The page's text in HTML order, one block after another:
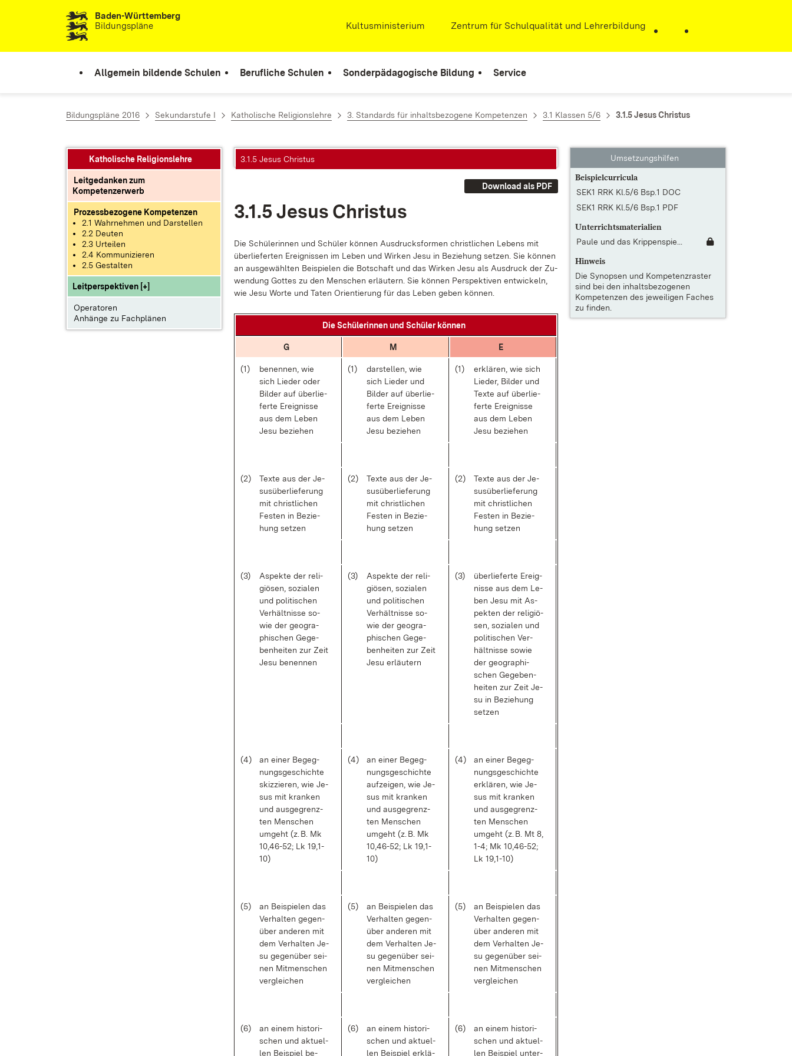
Zum Inhalt springenBaden-Württemberg
Bildungspläne
Extern:
Kultusministerium (Öffnet in neuem Fenster)
Extern:
Zentrum für Schulqualität und Lehrerbildung
Allgemein bildende Schulen Berufliche Schulen Sonderpädagogische Bildung Service
Bildungspläne 2016 Sekundarstufe I Katholische Religionslehre 3. Standards für inhaltsbezogene Kompetenzen 3.1 Klassen 5/6 3.1.5 Jesus Christus
Katholische Religionslehre
Leitgedanken zum
Kompetenzerwerb
Prozessbezogene Kompetenzen
2.1 Wahrnehmen und Darstellen
2.2 Deuten
2.3 Urteilen
2.4 Kommunizieren
2.5 Gestalten
Leitperspektiven [+]
Operatoren
Anhänge zu Fachplänen
3.1.5 Jesus Christus
Download als PDF
3.1.5 Je­sus Chris­tus
Die Schü­le­rin­nen und Schü­ler kön­nen Aus­drucks­for­men christ­li­chen Le­bens mit
über­lie­fer­ten Er­eig­nis­sen im Le­ben und Wir­ken Je­su in Be­zie­hung set­zen. Sie kön­nen
an aus­ge­wähl­ten Bei­spie­len die Bot­schaft und das Wir­ken Je­su als Aus­druck der Zu­
wen­dung Got­tes zu den Men­schen er­läu­tern. Sie kön­nen Per­spek­ti­ven ent­wi­ckeln,
wie Je­su Wor­te und Ta­ten Ori­en­tie­rung für das Le­ben ge­ben kön­nen.
Die Schü­le­rin­nen und Schü­ler kön­nen
G M E
(1)
be­nen­nen, wie
sich Lie­der oder
Bil­der auf über­lie­
fer­te Er­eig­nis­se
aus dem Le­ben
Je­su be­zie­hen
(1)
dar­stel­len, wie
sich Lie­der und
Bil­der auf über­lie­
fer­te Er­eig­nis­se
aus dem Le­ben
Je­su be­zie­hen
(1)
er­klä­ren, wie sich
Lie­der, Bil­der und
Tex­te auf über­lie­
fer­te Er­eig­nis­se
aus dem Le­ben
Je­su be­zie­hen
(2)
Tex­te aus der Je­
sus­über­lie­fe­rung
mit christ­li­chen
Fes­ten in Be­zie­
hung set­zen
(2)
Tex­te aus der Je­
sus­über­lie­fe­rung
mit christ­li­chen
Fes­ten in Be­zie­
hung set­zen
(2)
Tex­te aus der Je­
sus­über­lie­fe­rung
mit christ­li­chen
Fes­ten in Be­zie­
hung set­zen
(3)
As­pek­te der re­li­
giö­sen, so­zia­len
und po­li­ti­schen
Ver­hält­nis­se so­
wie der geo­gra­
phi­schen Ge­ge­
ben­hei­ten zur Zeit
Je­su be­nen­nen
(3)
As­pek­te der re­li­
giö­sen, so­zia­len
und po­li­ti­schen
Ver­hält­nis­se so­
wie der geo­gra­
phi­schen Ge­ge­
ben­hei­ten zur Zeit
Je­su er­läu­tern
(3)
über­lie­fer­te Er­eig­
nis­se aus dem Le­
ben Je­su mit As­
pek­ten der re­li­giö­
sen, so­zia­len und
po­li­ti­schen Ver­
hält­nis­se so­wie
der geo­gra­phi­
schen Ge­ge­ben­
hei­ten zur Zeit Je­
su in Be­zie­hung
set­zen
(4)
an ei­ner Be­geg­
nungs­ge­schich­te
skiz­zie­ren, wie Je­
sus mit kran­ken
und aus­ge­grenz­
ten Men­schen
um­geht (z. B. Mk
10,46-52; Lk 19,1-
10)
(4)
an ei­ner Be­geg­
nungs­ge­schich­te
auf­zei­gen, wie Je­
sus mit kran­ken
und aus­ge­grenz­
ten Men­schen
um­geht (z. B. Mk
10,46-52; Lk 19,1-
10)
(4)
an ei­ner Be­geg­
nungs­ge­schich­te
er­klä­ren, wie Je­
sus mit kran­ken
und aus­ge­grenz­
ten Men­schen
um­geht (z. B. Mt 8,
1-4; Mk 10,46-52;
Lk 19,1-10)
(5)
an Bei­spie­len das
Ver­hal­ten ge­gen­
über an­de­ren mit
dem Ver­hal­ten Je­
su ge­gen­über sei­
nen Mit­men­schen
ver­glei­chen
(5)
an Bei­spie­len das
Ver­hal­ten ge­gen­
über an­de­ren mit
dem Ver­hal­ten Je­
su ge­gen­über sei­
nen Mit­men­schen
ver­glei­chen
(5)
an Bei­spie­len das
Ver­hal­ten ge­gen­
über an­de­ren mit
dem Ver­hal­ten Je­
su ge­gen­über sei­
nen Mit­men­schen
ver­glei­chen
(6)
an ei­nem his­to­ri­
schen und ak­tu­el­
len Bei­spiel be­
(6)
an ei­nem his­to­ri­
schen und ak­tu­el­
len Bei­spiel er­klä­
(6)
an ei­nem his­to­ri­
schen und ak­tu­el­
len Bei­spiel un­ter­
Umsetzungshilfen
Beispielcurricula
SEK1 RRK Kl.5/6 Bsp.1 DOC
SEK1 RRK Kl.5/6 Bsp.1 PDF
Unterrichtsmaterialien
Paule und das Krippenspie...
Hinweis
Die Synopsen und Kompetenzraster
sind bei den inhaltsbezogenen
Kompetenzen des jeweiligen Faches
zu finden.